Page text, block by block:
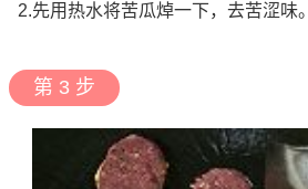
2.先用热水将苦瓜焯一下，去苦涩味。
第 3 步